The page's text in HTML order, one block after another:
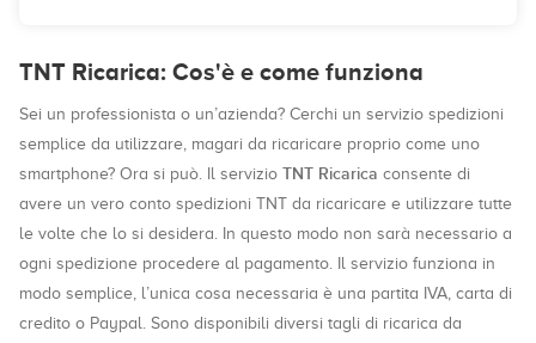
TNT Ricarica: Cos'è e come funziona
Sei un professionista o un’azienda? Cerchi un servizio spedizioni
semplice da utilizzare, magari da ricaricare proprio come uno
smartphone? Ora si può. Il servizio TNT Ricarica consente di
avere un vero conto spedizioni TNT da ricaricare e utilizzare tutte
le volte che lo si desidera. In questo modo non sarà necessario a
ogni spedizione procedere al pagamento. Il servizio funziona in
modo semplice, l’unica cosa necessaria è una partita IVA, carta di
credito o Paypal. Sono disponibili diversi tagli di ricarica da